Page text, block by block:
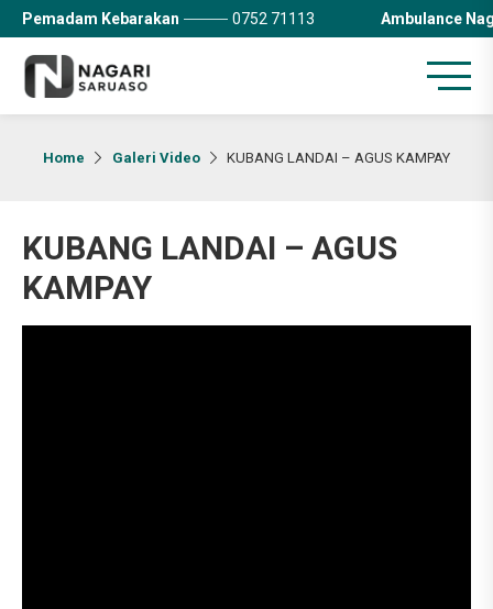
Pemadam Kebarakan 0752 71113 Ambulance
Home Galeri Video KUBANG LANDAI – AGUS KAMPAY
KUBANG LANDAI – AGUS
KAMPAY